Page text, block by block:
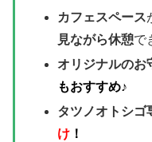
カフェスペース
見ながら休憩で
オリジナルのお
もおすすめ♪
タツノオトシゴ
け ！